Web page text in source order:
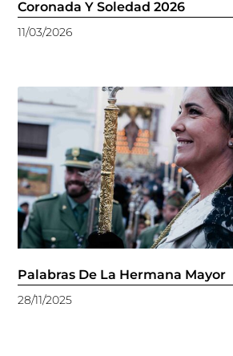
Coronada Y Soledad 2026
11/03/2026
Palabras De La Hermana Mayor
28/11/2025